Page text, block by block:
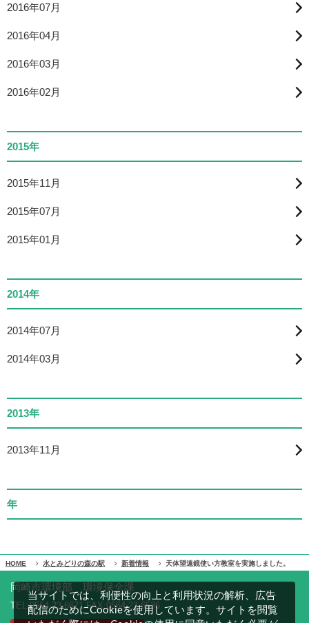
2016年07月
2016年04月
2016年03月
2016年02月
2015年
2015年11月
2015年07月
2015年01月
2014年
2014年07月
2014年03月
2013年
2013年11月
年
HOME 水とみどりの森の駅 新着情報 天体望遠鏡使い方教室を実施しました。
岡崎市環境部 環境保全課
TEL:0564-23-6671 FAX:0564-23-6536
当サイトでは、利便性の向上と利用状況の解析、広告
配信のためにCookieを使用しています。サイトを閲覧